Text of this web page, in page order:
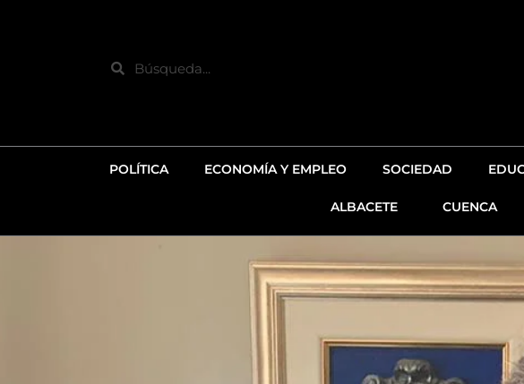
Search
POLÍTICA ECONOMÍA Y EMPLEO SOCIEDAD
ALBACETE CUENCA